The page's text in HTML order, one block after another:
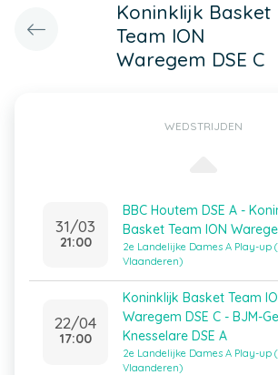
Koninklijk Basket
Team ION
Waregem DSE C
WEDSTRIJDEN
31/03
21:00
BBC Houtem DSE A -
Basket Team ION
2e Landelijke Dames A Play-up
Vlaanderen)
22/04
17:00
Koninklijk Basket Team
Waregem DSE C - BJM-
Knesselare DSE A
2e Landelijke Dames A Play-up
Vlaanderen)